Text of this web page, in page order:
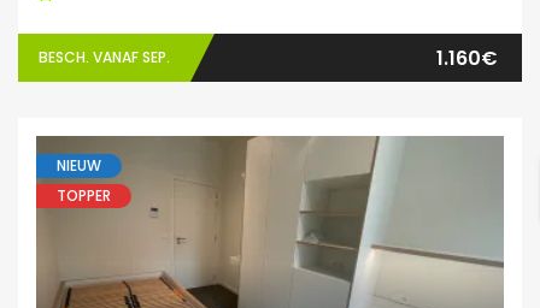
BESCH. VANAF SEP. 1.160€
NIEUW
TOPPER